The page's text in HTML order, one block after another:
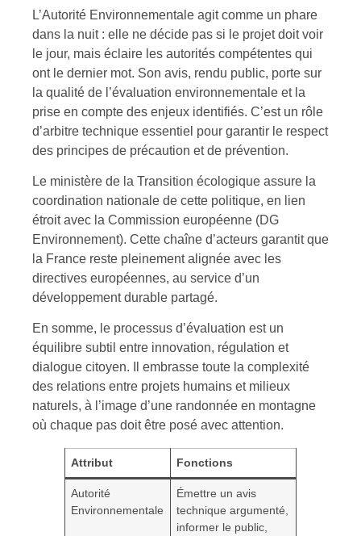
L’Autorité Environnementale agit comme un phare
dans la nuit : elle ne décide pas si le projet doit voir
le jour, mais éclaire les autorités compétentes qui
ont le dernier mot. Son avis, rendu public, porte sur
la qualité de l’évaluation environnementale et la
prise en compte des enjeux identifiés. C’est un rôle
d’arbitre technique essentiel pour garantir le respect
des principes de précaution et de prévention.
Le ministère de la Transition écologique assure la
coordination nationale de cette politique, en lien
étroit avec la Commission européenne (DG
Environnement). Cette chaîne d’acteurs garantit que
la France reste pleinement alignée avec les
directives européennes, au service d’un
développement durable partagé.
En somme, le processus d’évaluation est un
équilibre subtil entre innovation, régulation et
dialogue citoyen. Il embrasse toute la complexité
des relations entre projets humains et milieux
naturels, à l’image d’une randonnée en montagne
où chaque pas doit être posé avec attention.
Attribut Fonctions
Autorité
Environnementale
Émettre un avis
technique argumenté,
informer le public,